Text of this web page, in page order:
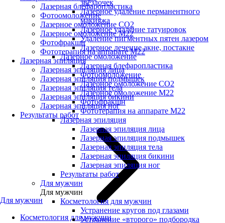
Лазерная блефаропластика
Фотоомоложение
Лазерное омоложение CO2
Лазерное омоложение M22
Фотофракшн
Фототерапия на аппарате М22
Лазерная эпиляция
Лазерная эпиляция лица
Лазерная эпиляция подмышек
Лазерная эпиляция тела
Лазерная эпиляция бикини
Лазерная эпиляция ног
Результаты работ
Для мужчин
Косметология для мужчин
звёздочек
Лазерное удаление перманентного
макияжа
Лазерное удаление татуировок
Удаление пигментных пятен лазером
Лазерное лечение акне, постакне
Лазерное омоложение
Лазерная блефаропластика
Фотоомоложение
Лазерное омоложение CO2
Лазерное омоложение M22
Фотофракшн
Фототерапия на аппарате М22
Лазерная эпиляция
Лазерная эпиляция лица
Лазерная эпиляция подмышек
Лазерная эпиляция тела
Лазерная эпиляция бикини
Лазерная эпиляция ног
Результаты работ
Для мужчин
Для мужчин
Косметология для мужчин
Устранение кругов под глазами
Устранение «второго» подбородка